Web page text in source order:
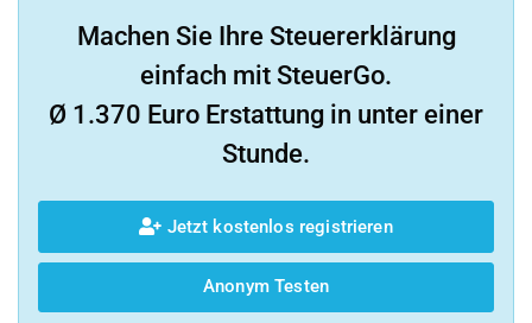
Machen Sie Ihre Steuererklärung
einfach mit SteuerGo.
Ø 1.370 Euro Erstattung in unter einer
Stunde.
Jetzt kostenlos registrieren
Anonym Testen